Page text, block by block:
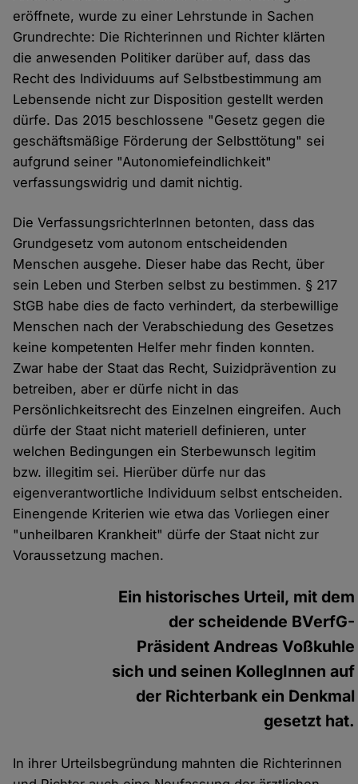
eröffnete, wurde zu einer Lehrstunde in Sachen
Grundrechte: Die Richterinnen und Richter klärten
die anwesenden Politiker darüber auf, dass das
Recht des Individuums auf Selbstbestimmung am
Lebensende nicht zur Disposition gestellt werden
dürfe. Das 2015 beschlossene "Gesetz gegen die
geschäftsmäßige Förderung der Selbsttötung" sei
aufgrund seiner "Autonomiefeindlichkeit"
verfassungswidrig und damit nichtig.
Die VerfassungsrichterInnen betonten, dass das
Grundgesetz vom autonom entscheidenden
Menschen ausgehe. Dieser habe das Recht, über
sein Leben und Sterben selbst zu bestimmen. § 217
StGB habe dies de facto verhindert, da sterbewillige
Menschen nach der Verabschiedung des Gesetzes
keine kompetenten Helfer mehr finden konnten.
Zwar habe der Staat das Recht, Suizidprävention zu
betreiben, aber er dürfe nicht in das
Persönlichkeitsrecht des Einzelnen eingreifen. Auch
dürfe der Staat nicht materiell definieren, unter
welchen Bedingungen ein Sterbewunsch legitim
bzw. illegitim sei. Hierüber dürfe nur das
eigenverantwortliche Individuum selbst entscheiden.
Einengende Kriterien wie etwa das Vorliegen einer
"unheilbaren Krankheit" dürfe der Staat nicht zur
Voraussetzung machen.
Ein historisches Urteil, mit dem
der scheidende BVerfG-
Präsident Andreas Voßkuhle
sich und seinen KollegInnen auf
der Richterbank ein Denkmal
gesetzt hat.
In ihrer Urteilsbegründung mahnten die Richterinnen